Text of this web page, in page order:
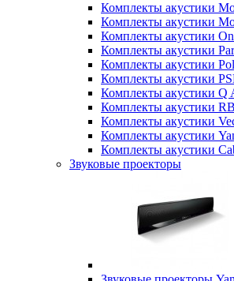
Комплекты акустики
Комплекты акустики
Комплекты акустики
Комплекты акустики
Комплекты акустики
Комплекты акустики
Комплекты акустики Q
Комплекты акустики
Комплекты акустики
Комплекты акустики
Комплекты акустики
Звуковые проекторы